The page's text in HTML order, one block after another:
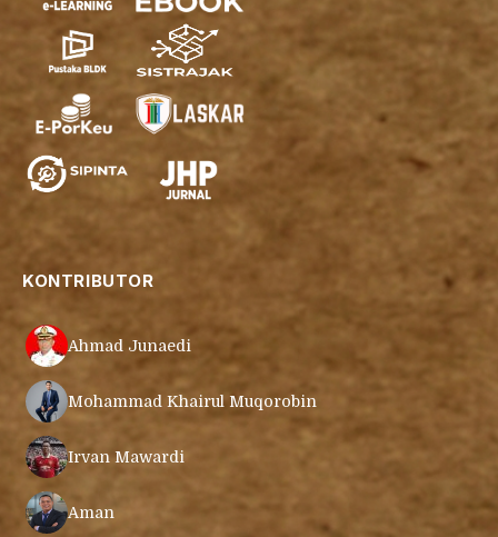
KONTRIBUTOR
Ahmad Junaedi
Mohammad Khairul Muqorobin
Irvan Mawardi
Aman